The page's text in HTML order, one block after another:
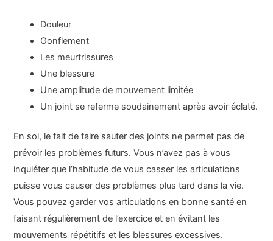
Douleur
Gonflement
Les meurtrissures
Une blessure
Une amplitude de mouvement limitée
Un joint se referme soudainement après avoir éclaté.
En soi, le fait de faire sauter des joints ne permet pas de
prévoir les problèmes futurs. Vous n’avez pas à vous
inquiéter que l’habitude de vous casser les articulations
puisse vous causer des problèmes plus tard dans la vie.
Vous pouvez garder vos articulations en bonne santé en
faisant régulièrement de l’exercice et en évitant les
mouvements répétitifs et les blessures excessives.